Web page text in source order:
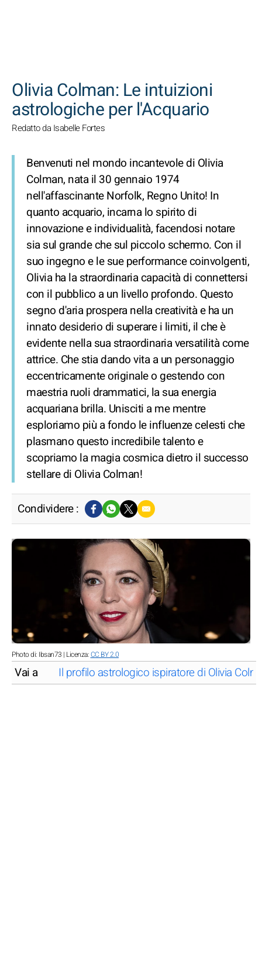
Olivia Colman: Le intuizioni
astrologiche per l'Acquario
Redatto da Isabelle Fortes
Benvenuti nel mondo incantevole di Olivia
Colman, nata il 30 gennaio 1974
nell'affascinante Norfolk, Regno Unito! In
quanto acquario, incarna lo spirito di
innovazione e individualità, facendosi notare
sia sul grande che sul piccolo schermo. Con il
suo ingegno e le sue performance coinvolgenti,
Olivia ha la straordinaria capacità di connettersi
con il pubblico a un livello profondo. Questo
segno d'aria prospera nella creatività e ha un
innato desiderio di superare i limiti, il che è
evidente nella sua straordinaria versatilità come
attrice. Che stia dando vita a un personaggio
eccentricamente originale o gestendo con
maestria ruoli drammatici, la sua energia
acquariana brilla. Unisciti a me mentre
esploriamo più a fondo le influenze celesti che
plasmano questo incredibile talento e
scopriamo la magia cosmica dietro il successo
stellare di Olivia Colman!
Condividere :
Photo di: Ibsan73 | Licenza:CC BY 2.0
Vai a Il profilo astrologico ispiratore di Olivia